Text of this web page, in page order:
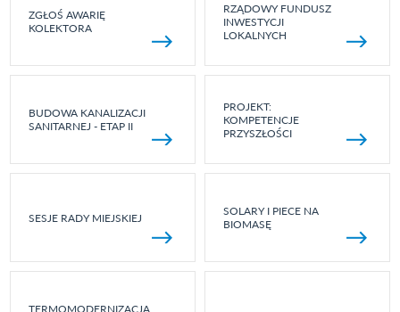
ZGŁOŚ AWARIĘ
KOLEKTORA
RZĄDOWY FUNDUSZ
INWESTYCJI
LOKALNYCH
BUDOWA KANALIZACJI
SANITARNEJ - ETAP II
PROJEKT:
KOMPETENCJE
PRZYSZŁOŚCI
SESJE RADY MIEJSKIEJ
SOLARY I PIECE NA
BIOMASĘ
TERMOMODERNIZACJA